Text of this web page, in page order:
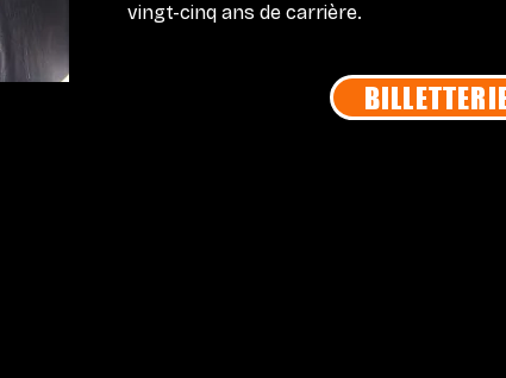
vingt-cinq ans de carrière.